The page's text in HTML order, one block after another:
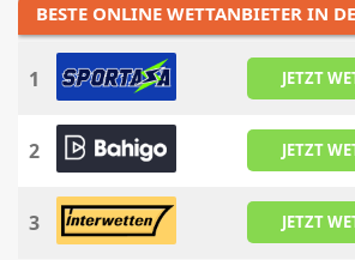
BESTE ONLINE WETTANBIETER IN
1 JETZT
2 JETZT
3 JETZT